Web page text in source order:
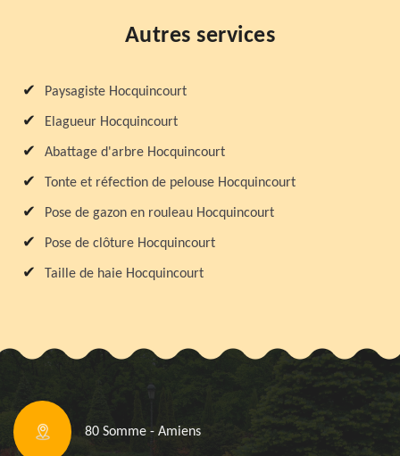
Autres services
Paysagiste Hocquincourt
Elagueur Hocquincourt
Abattage d'arbre Hocquincourt
Tonte et réfection de pelouse Hocquincourt
Pose de gazon en rouleau Hocquincourt
Pose de clôture Hocquincourt
Taille de haie Hocquincourt
80 Somme - Amiens